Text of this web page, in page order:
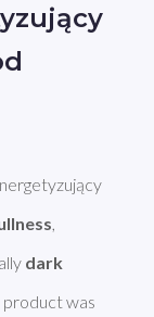
dark
was